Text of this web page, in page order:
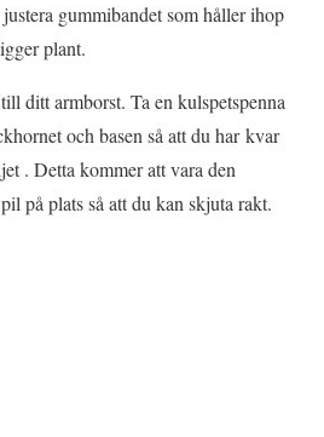
gummibandet som håller ihop
plant.
ditt armborst. Ta en kulspetspenna
och basen så att du har kvar
. Detta kommer att vara den
på plats så att du kan skjuta rakt.